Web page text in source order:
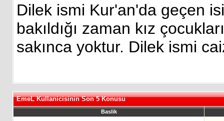
Dilek ismi Kur'an'da geçen
bakıldığı zaman kız
sakınca yoktur. Dilek ismi
EmeL Kullanicisinin Son 5 Konusu
Baslik